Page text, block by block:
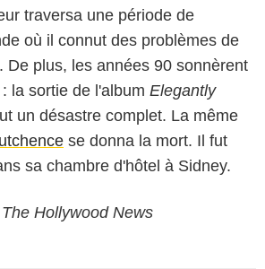
traversa une période de
où il connut des problèmes de
De plus, les années 90 sonnèrent
la sortie de l'album Elegantly
un désastre complet. La même
se donna la mort. Il fut
sa chambre d'hôtel à Sidney.
Hollywood News